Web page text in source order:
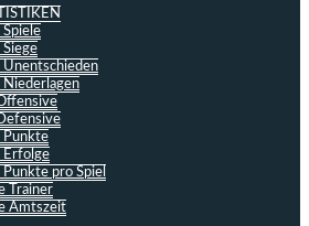
Unentschieden
Niederlagen
Punkte
Erfolge
pro Spiel
Trainer
Amtszeit